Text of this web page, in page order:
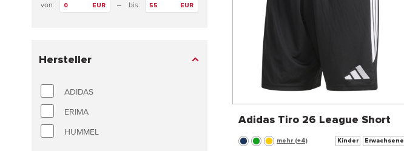
von: EUR bis: EUR
Hersteller
ADIDAS
ERIMA
HUMMEL
Adidas Tiro 26 League Short
mehr (+4) Kinder Erwachsene